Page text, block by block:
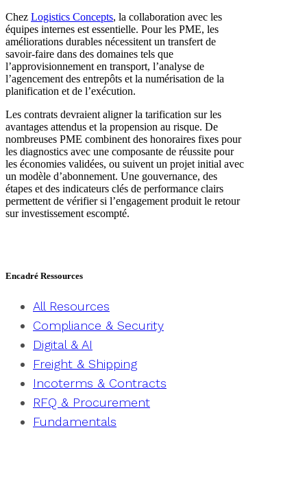
Chez Logistics Concepts, la collaboration avec les
équipes internes est essentielle. Pour les PME, les
améliorations durables nécessitent un transfert de
savoir-faire dans des domaines tels que
l’approvisionnement en transport, l’analyse de
l’agencement des entrepôts et la numérisation de la
planification et de l’exécution.
Les contrats devraient aligner la tarification sur les
avantages attendus et la propension au risque. De
nombreuses PME combinent des honoraires fixes pour
les diagnostics avec une composante de réussite pour
les économies validées, ou suivent un projet initial avec
un modèle d’abonnement. Une gouvernance, des
étapes et des indicateurs clés de performance clairs
permettent de vérifier si l’engagement produit le retour
sur investissement escompté.
Encadré Ressources
All Resources
Compliance & Security
Digital & AI
Freight & Shipping
Incoterms & Contracts
RFQ & Procurement
Fundamentals